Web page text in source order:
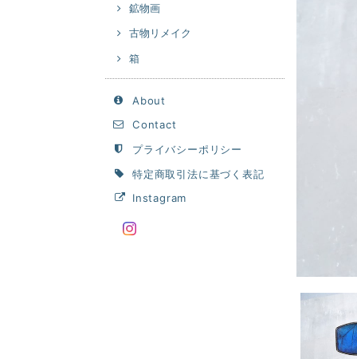
鉱物画
古物リメイク
箱
About
Contact
プライバシーポリシー
特定商取引法に基づく表記
Instagram